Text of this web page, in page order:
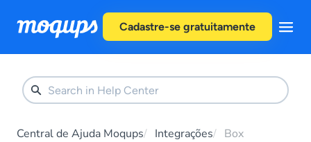
Cadastre-se gratuitamente
Central de Ajuda Moqups Integrações Box